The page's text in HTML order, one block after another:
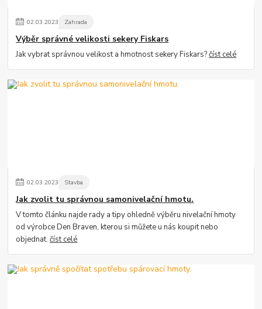
02.03.2023 Zahrada
Výběr správné velikosti sekery Fiskars
Jak vybrat správnou velikost a hmotnost sekery Fiskars?číst celé
02.03.2023 Stavba
Jak zvolit tu správnou samonivelační hmotu.
V tomto článku najde rady a tipy ohledně výběru nivelační hmoty
od výrobce Den Braven, kterou si můžete u nás koupit nebo
objednat.číst celé